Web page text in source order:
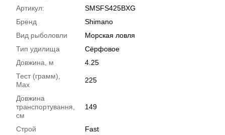
Артикул:
SMSFS425BXG
Бренд
Shimano
Вид рыболовли
Морская ловля
Тип удилища
Сёрфовое
Довжина, м
4.25
Тест (грамм),
Max
225
Довжина
транспортування,
см
149
Строй Fast